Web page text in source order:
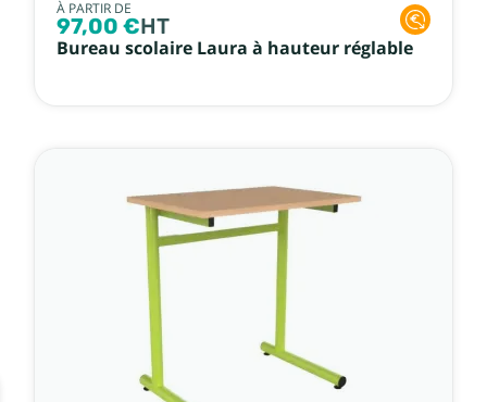
À PARTIR DE
97,00 €HT
Bureau scolaire Laura à hauteur réglable